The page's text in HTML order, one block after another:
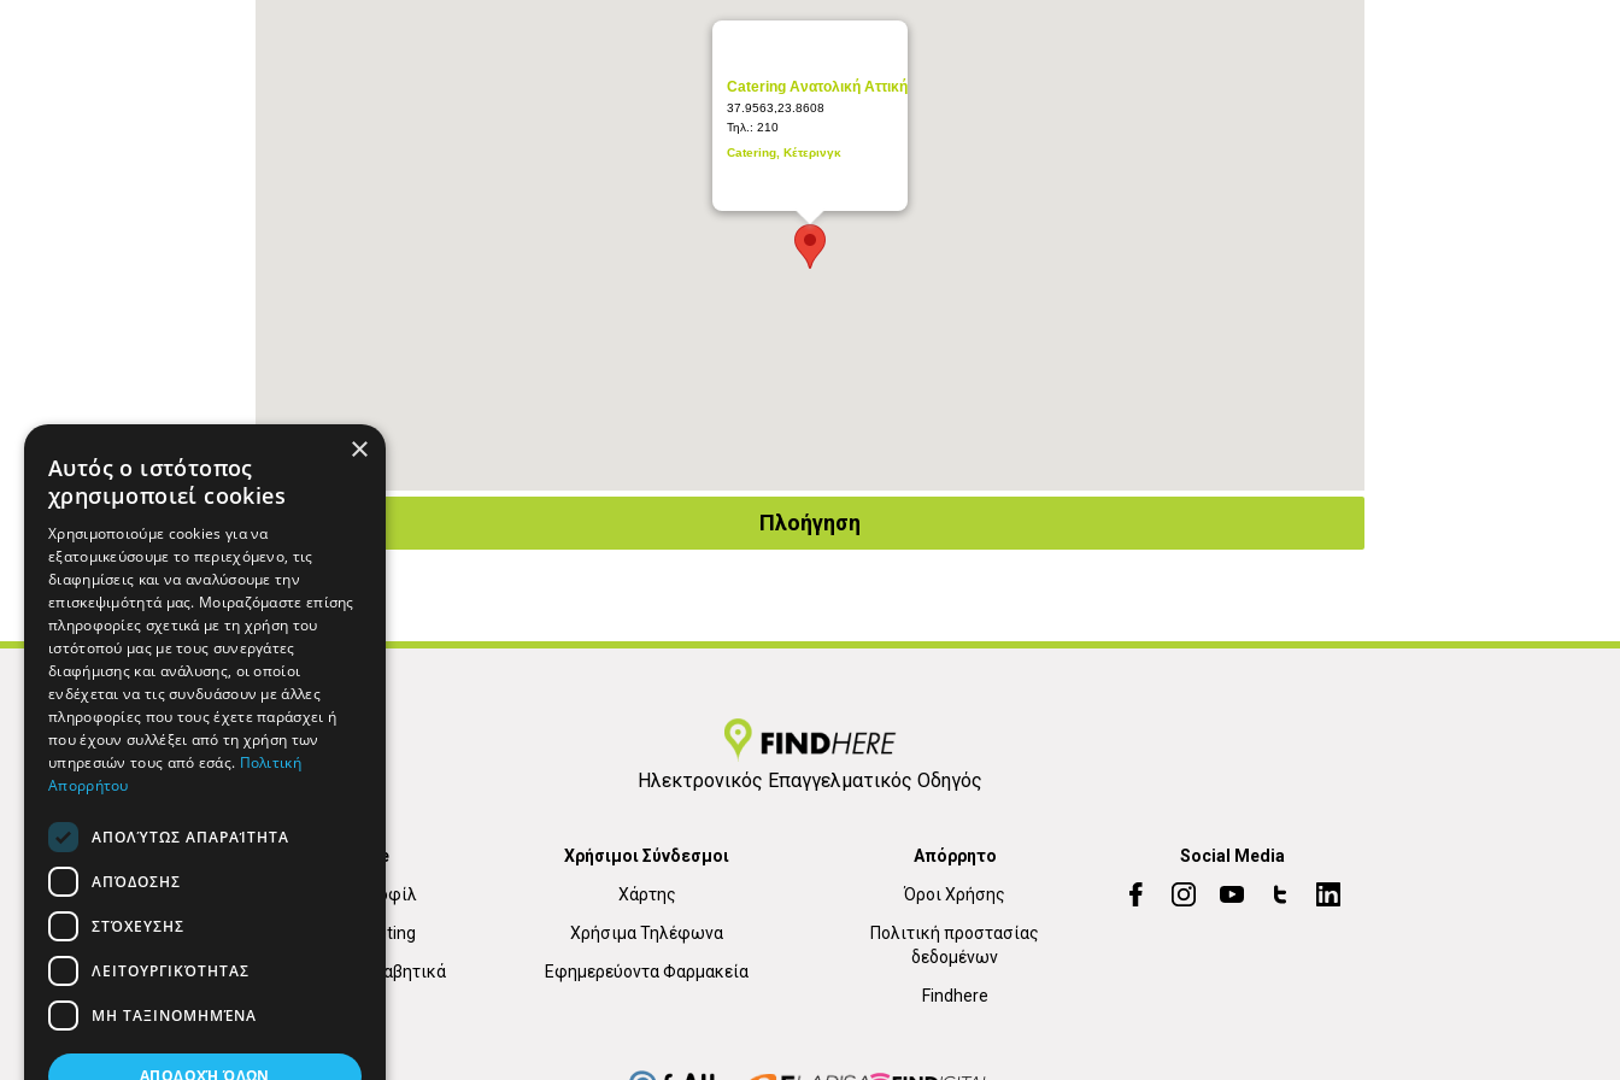
Catering Ανατολική Αττική
37.9563,23.8608
Τηλ.: 210
Catering, Κέτερινγκ
Πλοήγηση
Ηλεκτρονικός Επαγγελματικός Οδηγός
Find Here
Εταιρικό Προφίλ
Digital marketing
Κατηγορίες Αλφαβητικά
Χρήσιμοι Σύνδεσμοι
Χάρτης
Χρήσιμα Τηλέφωνα
Εφημερεύοντα Φαρμακεία
Απόρρητο
Όροι Χρήσης
Πολιτική προστασίας
δεδομένων
Findhere
Social Media
×
Αυτός ο ιστότοπος
χρησιμοποιεί cookies
Χρησιμοποιούμε cookies για να
εξατομικεύσουμε το περιεχόμενο, τις
διαφημίσεις και να αναλύσουμε την
επισκεψιμότητά μας. Μοιραζόμαστε επίσης
πληροφορίες σχετικά με τη χρήση του
ιστότοπού μας με τους συνεργάτες
διαφήμισης και ανάλυσης, οι οποίοι
ενδέχεται να τις συνδυάσουν με άλλες
πληροφορίες που τους έχετε παράσχει ή
που έχουν συλλέξει από τη χρήση των
υπηρεσιών τους από εσάς. Πολιτική
Απορρήτου
ΑΠΟΛΎΤΩΣ ΑΠΑΡΑΊΤΗΤΑ
ΑΠΌΔΟΣΗΣ
ΣΤΌΧΕΥΣΗΣ
ΛΕΙΤΟΥΡΓΙΚΌΤΗΤΑΣ
ΜΗ ΤΑΞΙΝΟΜΗΜΈΝΑ
ΑΠΟΔΟΧΉ ΌΛΩΝ